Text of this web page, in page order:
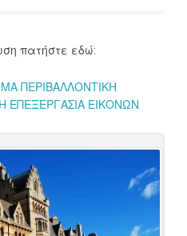
πατήστε εδώ:
ΠΕΡΙΒΑΛΛΟΝΤΙΚΗ
ΕΠΕΞΕΡΓΑΣΙΑ ΕΙΚΟΝΩΝ